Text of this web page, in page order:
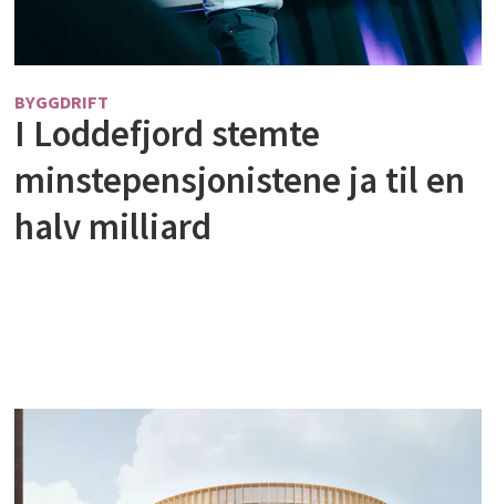
BYGGDRIFT
I Loddefjord stemte
minstepensjonistene ja til en
halv milliard